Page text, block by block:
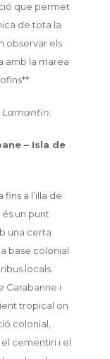
que permet
de tota la
observar els
amb la marea
– Isla de
a l’illa de
un punt
una certa
base colonial
locals.
Carabanne i
tropical on
colonial,
cementiri i el